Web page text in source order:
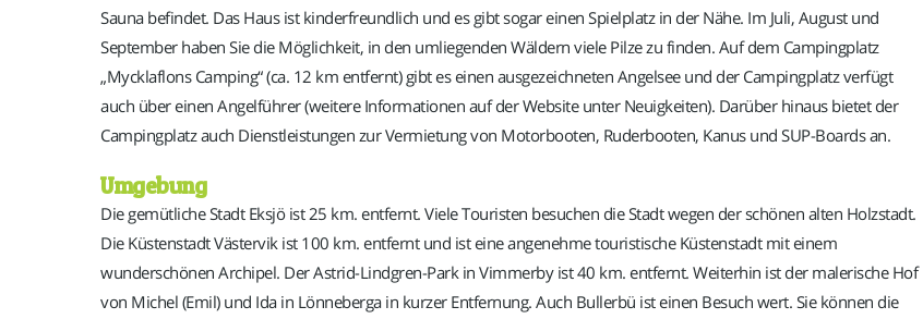
Sauna befindet. Das Haus ist kinderfreundlich und es gibt sogar einen Spielplatz in der Nähe. Im Juli, August und
September haben Sie die Möglichkeit, in den umliegenden Wäldern viele Pilze zu finden. Auf dem Campingplatz
„Mycklaflons Camping“ (ca. 12 km entfernt) gibt es einen ausgezeichneten Angelsee und der Campingplatz verfügt
auch über einen Angelführer (weitere Informationen auf der Website unter Neuigkeiten). Darüber hinaus bietet der
Campingplatz auch Dienstleistungen zur Vermietung von Motorbooten, Ruderbooten, Kanus und SUP-Boards an.
Umgebung
Die gemütliche Stadt Eksjö ist 25 km. entfernt. Viele Touristen besuchen die Stadt wegen der schönen alten Holzstadt.
Die Küstenstadt Västervik ist 100 km. entfernt und ist eine angenehme touristische Küstenstadt mit einem
wunderschönen Archipel. Der Astrid-Lindgren-Park in Vimmerby ist 40 km. entfernt. Weiterhin ist der malerische Hof
von Michel (Emil) und Ida in Lönneberga in kurzer Entfernung. Auch Bullerbü ist einen Besuch wert. Sie können die